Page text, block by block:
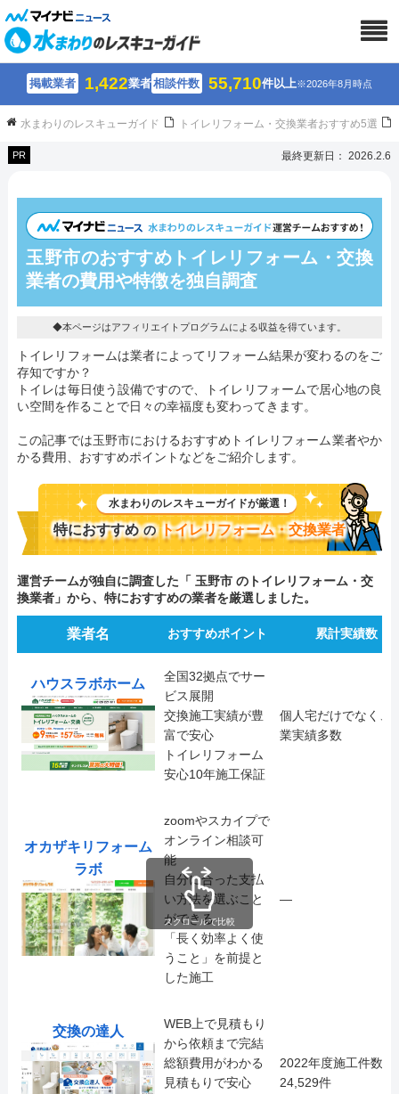
掲載業者 1,422業者相談件数 55,710件以上※2026年8月時点
水まわりのレスキューガイド トイレリフォーム・交換業者おすすめ5選
PR 最終更新日： 2026.2.6
玉野市のおすすめトイレリフォーム・交換
業者の費用や特徴を独自調査
◆本ページはアフィリエイトプログラムによる収益を得ています。
トイレリフォームは業者によってリフォーム結果が変わるのをご
存知ですか？
トイレは毎日使う設備ですので、トイレリフォームで居心地の良
い空間を作ることで日々の幸福度も変わってきます。
この記事では玉野市におけるおすすめトイレリフォーム業者やか
かる費用、おすすめポイントなどをご紹介します。
水まわりのレスキューガイドが厳選！
特におすすめ の トイレリフォーム・交換業者
運営チームが独自に調査した「 玉野市 のトイレリフォーム・交
換業者」から、特におすすめの業者を厳選しました。
業者名 おすすめポイント 累計実績数
ハウスラボホーム
全国32拠点でサー
ビス展開
交換施工実績が豊
富で安心
トイレリフォーム
安心10年施工保証
個人宅だけでなく、
業実績多数
オカザキリフォーム
ラボ
zoomやスカイプで
オンライン相談可
能
自分に合った支払
い方法を選ぶこと
ができる
「長く効率よく使
うこと」を前提と
した施工
―
交換の達人
WEB上で見積もり
から依頼まで完結
総額費用がわかる
見積もりで安心
2022年度施工件数
24,529件
スクロールで比較